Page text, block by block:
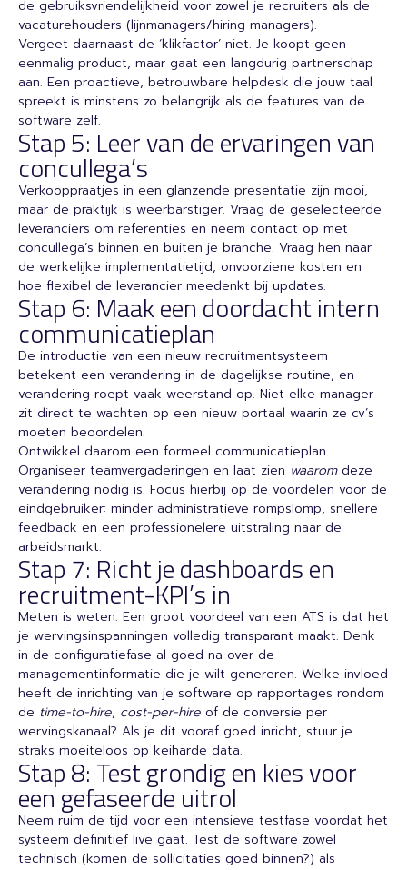
de gebruiksvriendelijkheid voor zowel je recruiters als de
vacaturehouders (lijnmanagers/hiring managers).
Vergeet daarnaast de ‘klikfactor’ niet. Je koopt geen
eenmalig product, maar gaat een langdurig partnerschap
aan. Een proactieve, betrouwbare helpdesk die jouw taal
spreekt is minstens zo belangrijk als de features van de
software zelf.
Stap 5: Leer van de ervaringen van
concullega’s
Verkooppraatjes in een glanzende presentatie zijn mooi,
maar de praktijk is weerbarstiger. Vraag de geselecteerde
leveranciers om referenties en neem contact op met
concullega’s binnen en buiten je branche. Vraag hen naar
de werkelijke implementatietijd, onvoorziene kosten en
hoe flexibel de leverancier meedenkt bij updates.
Stap 6: Maak een doordacht intern
communicatieplan
De introductie van een nieuw recruitmentsysteem
betekent een verandering in de dagelijkse routine, en
verandering roept vaak weerstand op. Niet elke manager
zit direct te wachten op een nieuw portaal waarin ze cv’s
moeten beoordelen.
Ontwikkel daarom een formeel communicatieplan.
Organiseer teamvergaderingen en laat zien waaromdeze
verandering nodig is. Focus hierbij op de voordelen voor de
eindgebruiker: minder administratieve rompslomp, snellere
feedback en een professionelere uitstraling naar de
arbeidsmarkt.
Stap 7: Richt je dashboards en
recruitment-KPI’s in
Meten is weten. Een groot voordeel van een ATS is dat het
je wervingsinspanningen volledig transparant maakt. Denk
in de configuratiefase al goed na over de
managementinformatie die je wilt genereren. Welke invloed
heeft de inrichting van je software op rapportages rondom
de time-to-hire, cost-per-hire of de conversie per
wervingskanaal? Als je dit vooraf goed inricht, stuur je
straks moeiteloos op keiharde data.
Stap 8: Test grondig en kies voor
een gefaseerde uitrol
Neem ruim de tijd voor een intensieve testfase voordat het
systeem definitief live gaat. Test de software zowel
technisch (komen de sollicitaties goed binnen?) als